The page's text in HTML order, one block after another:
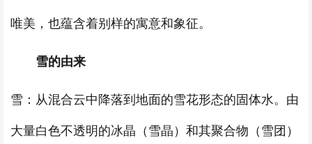
唯美，也蕴含着别样的寓意和象征。
雪的由来
雪：从混合云中降落到地面的雪花形态的固体水。由
大量白色不透明的冰晶（雪晶）和其聚合物（雪团）